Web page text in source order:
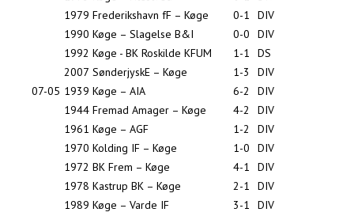
1979 Frederikshavn fF – Køge 0-1
DIV
1990 Køge – Slagelse B&I 0-0
DIV
1992 Køge - BK Roskilde KFUM 1-1
DS
2007 SønderjyskE – Køge 1-3
DIV
07-05 1939 Køge – AIA 6-2
DIV
1944 Fremad Amager – Køge 4-2
DIV
1961 Køge – AGF 1-2
DIV
1970 Kolding IF – Køge 1-0
DIV
1972 BK Frem – Køge 4-1
DIV
1978 Kastrup BK – Køge 2-1
DIV
1989 Køge – Varde IF 3-1
DIV